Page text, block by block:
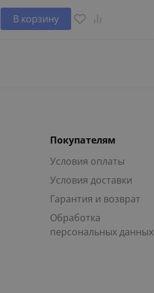
В корзину
Покупателям
Условия оплаты
Условия доставки
Гарантия и возврат
Обработка
персональных данных